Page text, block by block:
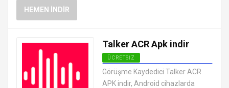
HEMEN İNDIR
Talker ACR Apk indir
ÜCRETSIZ
ANDROID SES VE VIDEO
UYGULAMALARI APK
Görüşme Kaydedici Talker ACR
APK indir, Android cihazlarda